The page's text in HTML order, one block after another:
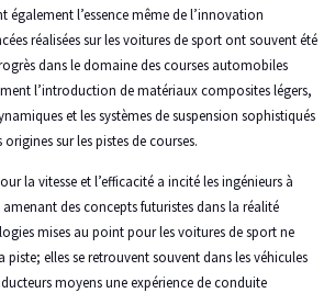
également l’essence même de l’innovation
réalisées sur les voitures de sport ont souvent été
dans le domaine des courses automobiles
l’introduction de matériaux composites légers,
et les systèmes de suspension sophistiqués
sur les pistes de courses.
la vitesse et l’efficacité a incité les ingénieurs à
des concepts futuristes dans la réalité
mises au point pour les voitures de sport ne
piste; elles se retrouvent souvent dans les véhicules
moyens une expérience de conduite